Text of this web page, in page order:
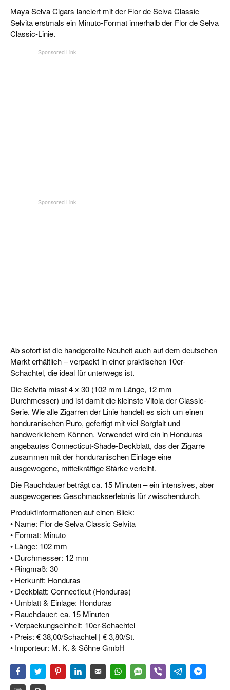
REISE & LÄNDER
Maya Selva Cigars lanciert mit der Flor de Selva Classic
Selvita erstmals ein Minuto-Format innerhalb der Flor de Selva
Classic-Linie.
Ab sofort ist die handgerollte Neuheit auch auf dem deutschen
Markt erhältlich – verpackt in einer praktischen 10er-
Schachtel, die ideal für unterwegs ist.
Die Selvita misst 4 x 30 (102 mm Länge, 12 mm
Durchmesser) und ist damit die kleinste Vitola der Classic-
Serie. Wie alle Zigarren der Linie handelt es sich um einen
honduranischen Puro, gefertigt mit viel Sorgfalt und
handwerklichem Können. Verwendet wird ein in Honduras
angebautes Connecticut-Shade-Deckblatt, das der Zigarre
zusammen mit der honduranischen Einlage eine
ausgewogene, mittelkräftige Stärke verleiht.
Die Rauchdauer beträgt ca. 15 Minuten – ein intensives, aber
ausgewogenes Geschmackserlebnis für zwischendurch.
Produktinformationen auf einen Blick:
• Name: Flor de Selva Classic Selvita
• Format: Minuto
• Länge: 102 mm
• Durchmesser: 12 mm
• Ringmaß: 30
• Herkunft: Honduras
• Deckblatt: Connecticut (Honduras)
• Umblatt & Einlage: Honduras
• Rauchdauer: ca. 15 Minuten
• Verpackungseinheit: 10er-Schachtel
• Preis: € 38,00/Schachtel | € 3,80/St.
• Importeur: M. K. & Söhne GmbH